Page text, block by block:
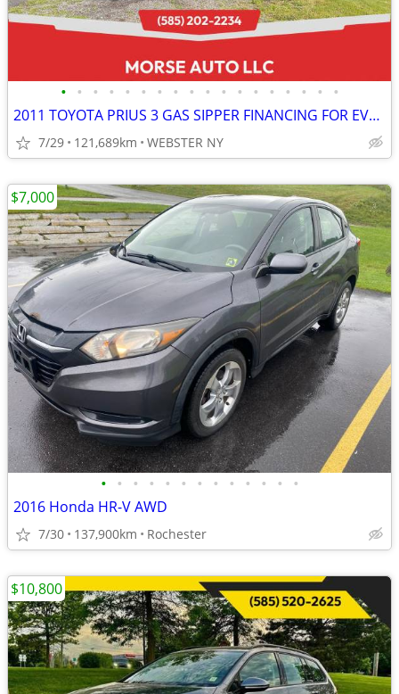
• • • • • • • • • • • • • • • • • •
2011 TOYOTA PRIUS 3 GAS SIPPER FINANCING FOR EVERYONE CHEAP
7/29 121,689km WEBSTER NY
• • • • • • • • • • • • •
2016 Honda HR-V AWD
7/30 137,900km Rochester
$7,000
$10,800